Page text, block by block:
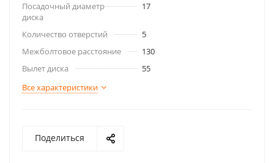
Посадочный диаметр
диска
17
Количество отверстий
5
Межболтовое расстояние
130
Вылет диска
55
Все характеристики
Поделиться